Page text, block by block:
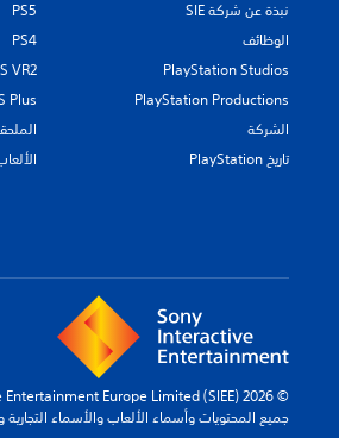
نبذة عن شركة SIE
الوظائف
PlayStation Studios
PlayStation Productions
الشركة
تاريخ PlayStation
PS5
PS4
VR2
Plus
© 2026 Sony Interactive Entertainment Europe Limited (SIEE)
جميع المحتويات وأسماء الألعاب والأسماء